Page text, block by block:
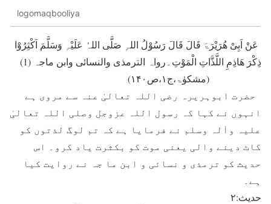
logomaqbooliya
عَنْ اَبِیْ ھُرَیْرَۃَ قَالَ قَالَ رَسُوْلُ اللہِ صَلَّی اللہُ عَلَیْہِ وَسَلَّمَ اَکْثِرُوْا
ذِکْرَ ھَاذِمِ اللَّذَّاتِ الْمَوْتِ۔رواہ الترمذی والنسائی وابن ماجہ (1)
(مشکوٰۃ،ج۱،ص۱۴۰)
حضرت ابوہریرہ رضی اللہ تعالیٰ عنہ سے مروی ہے
انہوں نے کہا کہ رسول اللہ عزوجل وصلی اللہ تعالیٰ
علیہ واٰلہ وسلم نے فرمایا ہے کہ تم لوگ لذتوں کو
کاٹ دینے والی یعنی موت کو بکثرت یاد کرو۔ اس
حدیث کو ترمذی و نسائی و ابن ما جہ نے روایت کیا
ہے۔
حدیث:۲